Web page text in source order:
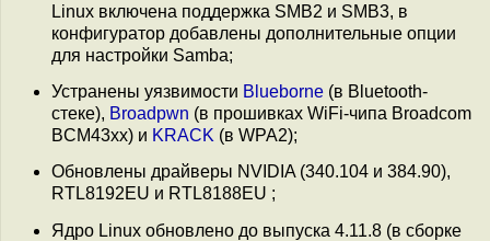
Linux включена поддержка SMB2 и SMB3, в
конфигуратор добавлены дополнительные опции
для настройки Samba;
Устранены уязвимости Blueborne (в Bluetooth-
стеке), Broadpwn (в прошивках WiFi-чипа Broadcom
BCM43xx) и KRACK (в WPA2);
Обновлены драйверы NVIDIA (340.104 и 384.90),
RTL8192EU и RTL8188EU ;
Ядро Linux обновлено до выпуска 4.11.8 (в сборке